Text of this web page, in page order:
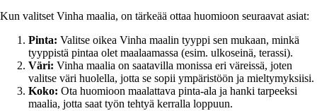
Kun valitset Vinha maalia, on tärkeää ottaa huomioon seuraavat asiat:
Pinta: Valitse oikea Vinha maalin tyyppi sen mukaan, minkä
tyyppistä pintaa olet maalaamassa (esim. ulkoseinä, terassi).
Väri: Vinha maalia on saatavilla monissa eri väreissä, joten
valitse väri huolella, jotta se sopii ympäristöön ja mieltymyksiisi.
Koko: Ota huomioon maalattava pinta-ala ja hanki tarpeeksi
maalia, jotta saat työn tehtyä kerralla loppuun.